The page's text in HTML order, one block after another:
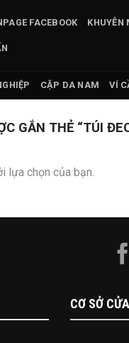
FACEBOOK KHUYỄN
CẶP DA NAM VÍ
GẮN THẺ “TÚI
lựa chọn của bạn.
CƠ SỞ